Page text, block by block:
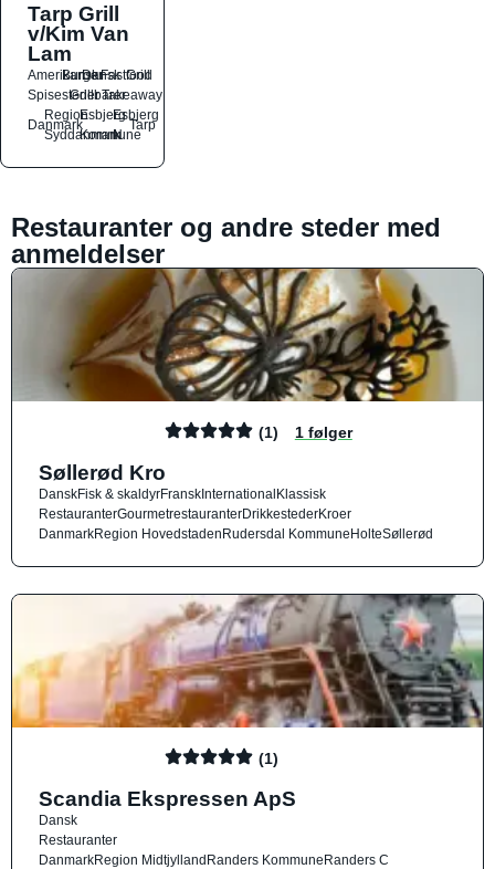
Tarp Grill
v/Kim Van
Lam
Amerikansk
BurgerDanskFastfood
Grill
SpisestederGrillbarerTakeaway
Danmark
Region
Syddanmark
Esbjerg
Kommune
Esbjerg
N
Tarp
Restauranter og andre steder med
anmeldelser
(1) 1 følger
Søllerød Kro
DanskFisk & skaldyrFranskInternationalKlassisk
RestauranterGourmetrestauranterDrikkestederKroer
DanmarkRegion HovedstadenRudersdal KommuneHolteSøllerød
(1)
Scandia Ekspressen ApS
Dansk
Restauranter
DanmarkRegion MidtjyllandRanders KommuneRanders C